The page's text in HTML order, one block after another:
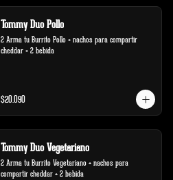
Tommy Duo Pollo
2 Arma tu Burrito Pollo + nachos para compartir
cheddar + 2 bebida
$20.090
Tommy Duo Vegetariano
2 Arma tu Burrito Vegetariano + nachos para
compartir cheddar + 2 bebida